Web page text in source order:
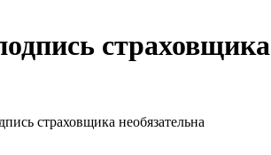
страховщика
страховщика необязательна